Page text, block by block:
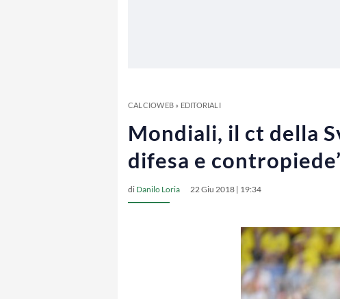
CALCIOWEB» EDITORIALI
Mondiali, il ct della
difesa e
di Danilo Loria 22 Giu 2018 | 19:34